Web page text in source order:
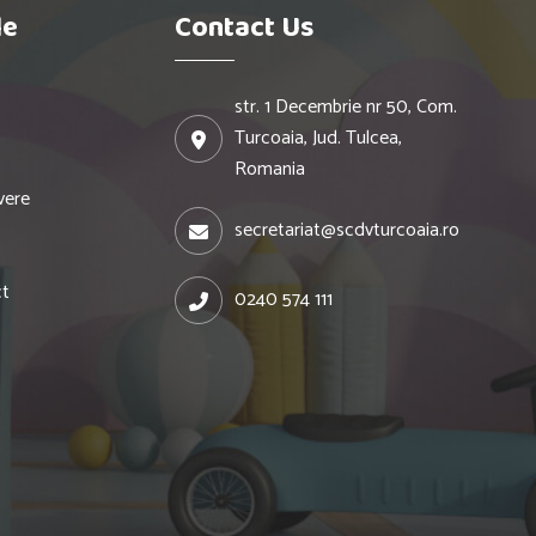
Contact Us
str. 1 Decembrie nr 50, Com.
Turcoaia, Jud. Tulcea,
Romania
secretariat@scdvturcoaia.ro
0240 574 111